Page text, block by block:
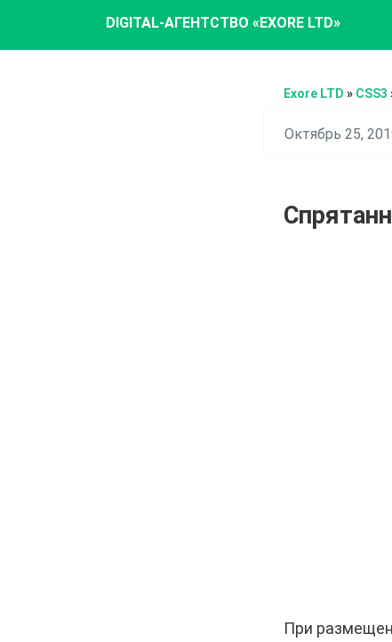
DIGITAL-АГЕНТСТВО «EXORE LTD»
Exore LTD » CSS3
Октябрь 25,
При